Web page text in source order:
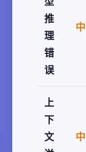
推
理
错
误
中
上
下
文
中